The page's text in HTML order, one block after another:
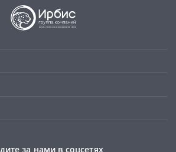
за нами в соцсетях